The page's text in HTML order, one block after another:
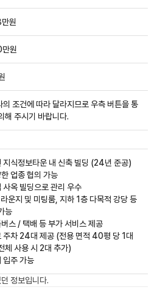
원
원
의 조건에 따라 달라지므로 우측 버튼을 통
해 주시기 바랍니다.
지식정보타운 내 신축 빌딩 (24년 준공)
업종 협의 가능
사옥 빌딩으로 관리 우수
운지 및 미팅룸, 지하 1층 다목적 강당 등
능
스 / 택배 등 부가 서비스 제공
주차 24대 제공 (전용 면적 40평 당 1대
체 사용 시 2대 추가)
입주 가능
정보입니다.